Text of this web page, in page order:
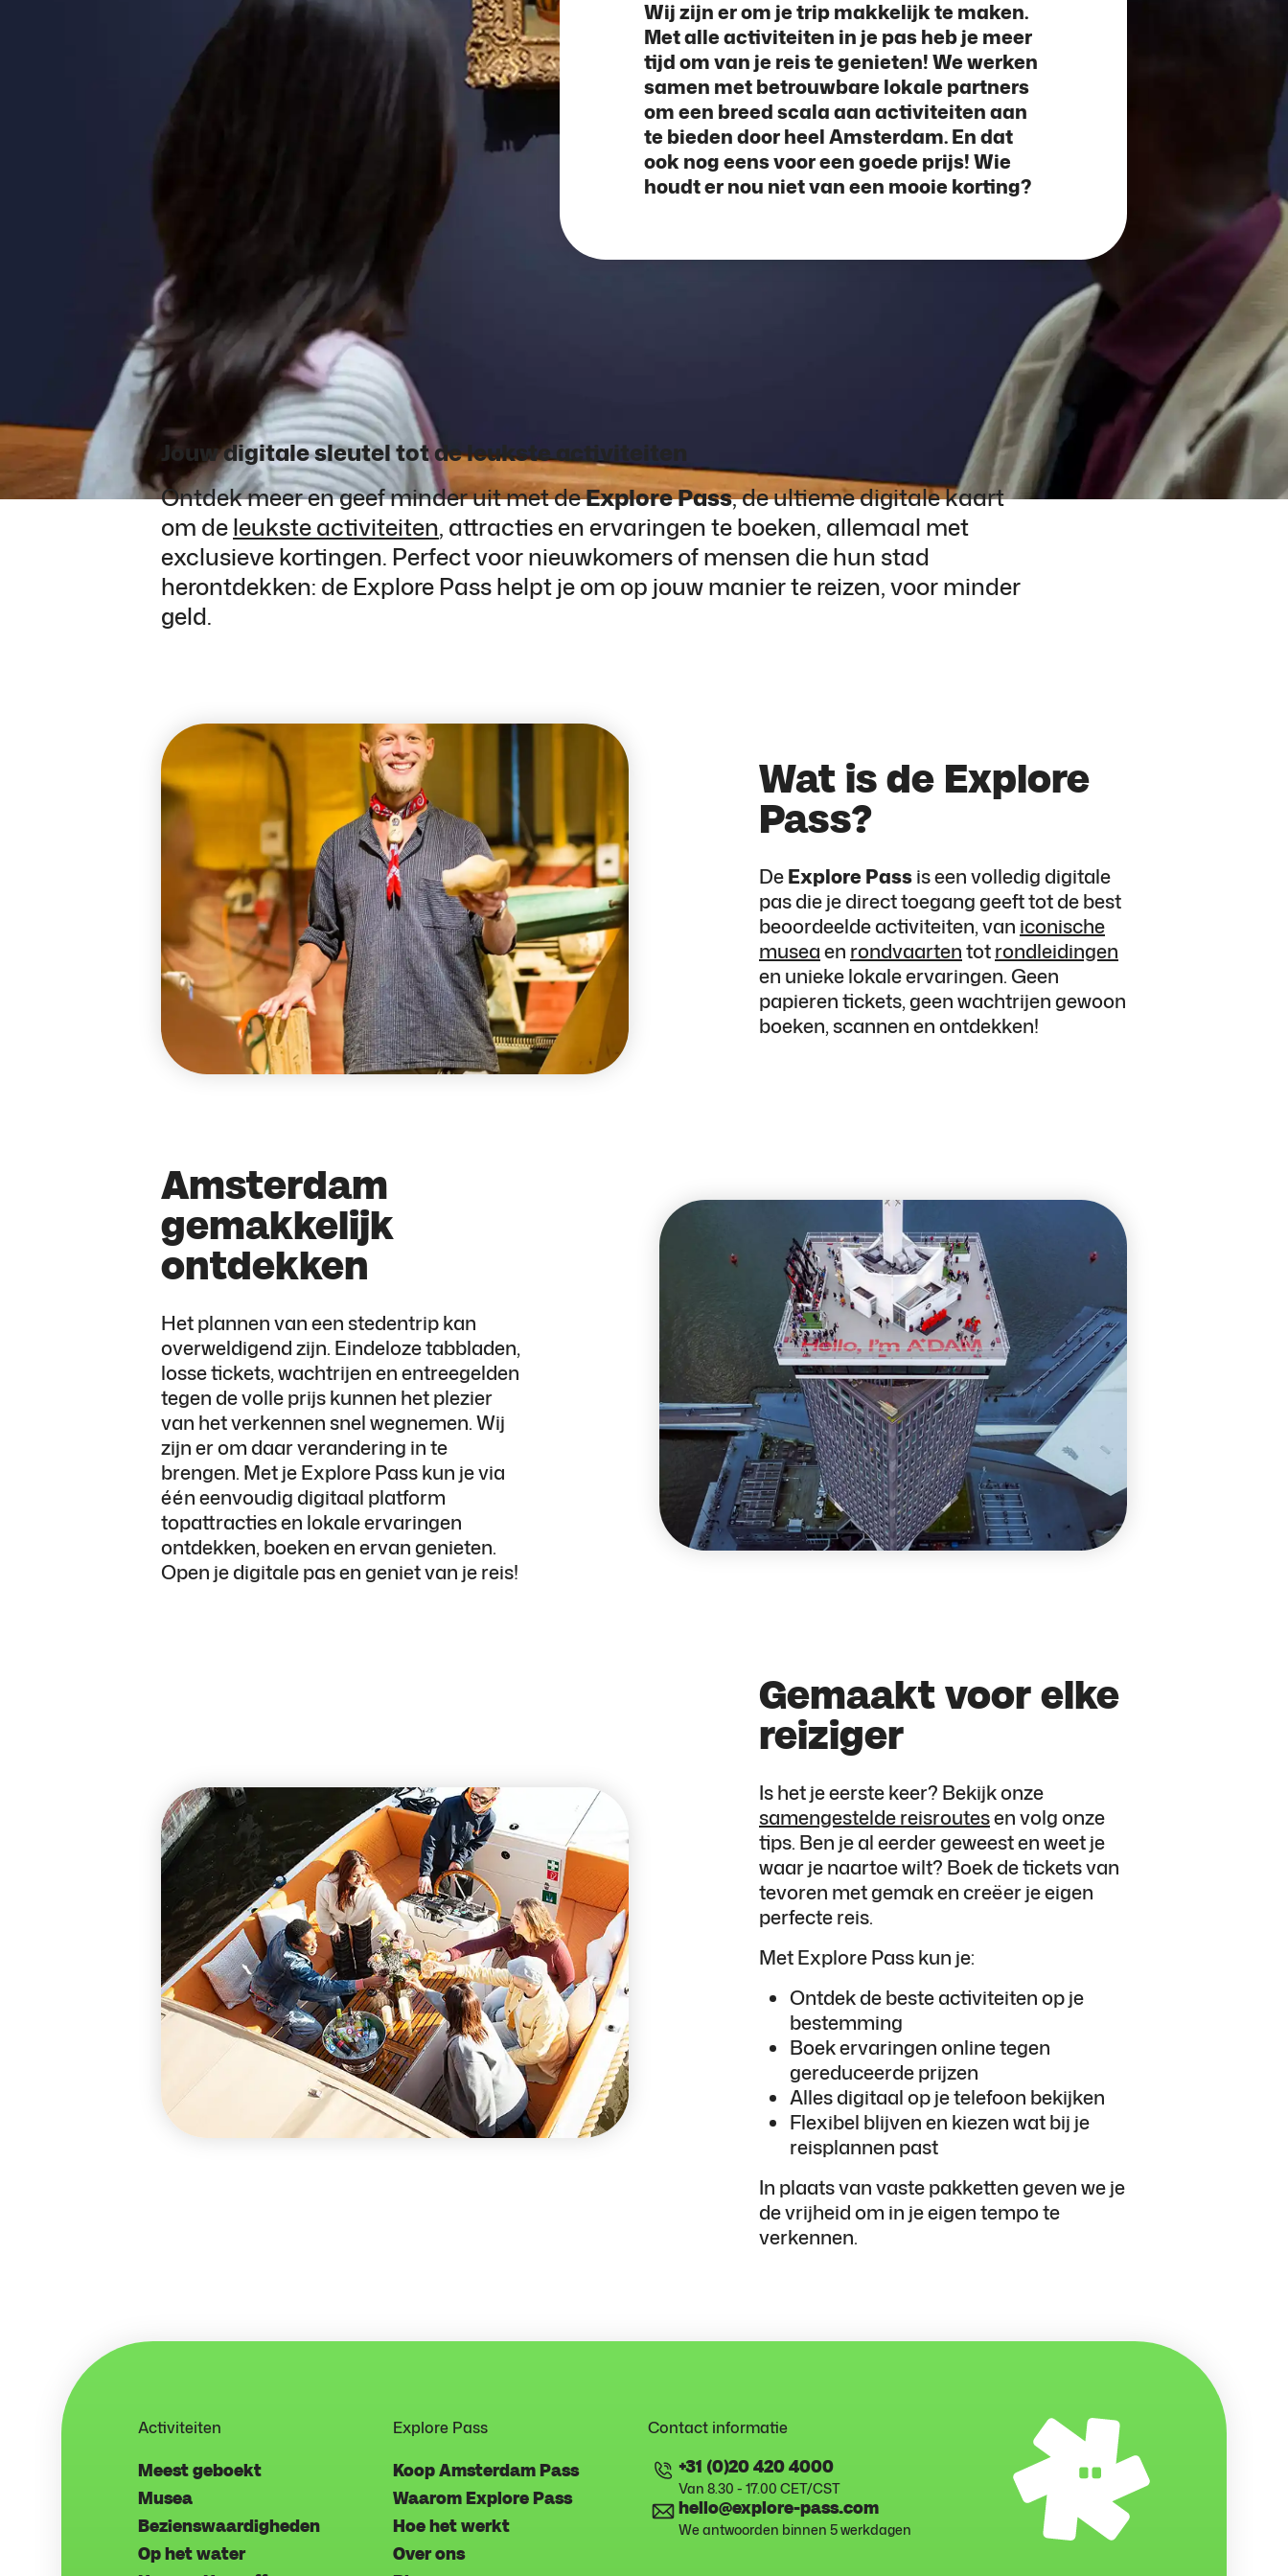
Wij zijn er om je trip makkelijk te maken.
Met alle activiteiten in je pas heb je meer
tijd om van je reis te genieten! We werken
samen met betrouwbare lokale partners
om een breed scala aan activiteiten aan
te bieden door heel Amsterdam. En dat
ook nog eens voor een goede prijs! Wie
houdt er nou niet van een mooie korting?
Jouw digitale sleutel tot de leukste activiteiten
Ontdek meer en geef minder uit met deExplore Pass, de ultieme digitale kaart
om deleukste activiteiten, attracties en ervaringen te boeken, allemaal met
exclusieve kortingen. Perfect voor nieuwkomers of mensen die hun stad
herontdekken: de Explore Pass helpt je om op jouw manier te reizen, voor minder
geld.
Wat is de Explore
Pass?
DeExplore Passis een volledig digitale
pas die je direct toegang geeft tot de best
beoordeelde activiteiten, van iconische
museaen rondvaartentotrondleidingen
en unieke lokale ervaringen. Geen
papieren tickets, geen wachtrijen gewoon
boeken, scannen en ontdekken!
Amsterdam
gemakkelijk
ontdekken
Het plannen van een stedentrip kan
overweldigend zijn. Eindeloze tabbladen,
losse tickets, wachtrijen en entreegelden
tegen de volle prijs kunnen het plezier
van het verkennen snel wegnemen. Wij
zijn er om daar verandering in te
brengen. Met je Explore Pass kun je via
één eenvoudig digitaal platform
topattracties en lokale ervaringen
ontdekken, boeken en ervan genieten.
Open je digitale pas en geniet van je reis!
Gemaakt voor elke
reiziger
Is het je eerste keer? Bekijk onze
samengestelde reisroutesen volg onze
tips. Ben je al eerder geweest en weet je
waar je naartoe wilt? Boek de tickets van
tevoren met gemak en creëer je eigen
perfecte reis.
Met Explore Pass kun je:
Ontdek de beste activiteiten op je
bestemming
Boek ervaringen online tegen
gereduceerde prijzen
Alles digitaal op je telefoon bekijken
Flexibel blijven en kiezen wat bij je
reisplannen past
In plaats van vaste pakketten geven we je
de vrijheid om in je eigen tempo te
verkennen.
Activiteiten
Meest geboekt
Musea
Bezienswaardigheden
Op het water
Explore Pass
Koop Amsterdam Pass
Waarom Explore Pass
Hoe het werkt
Over ons
Contact informatie
+31 (0)20 420 4000
Van 8.30 - 17.00 CET/CST
hello@explore-pass.com
We antwoorden binnen 5 werkdagen